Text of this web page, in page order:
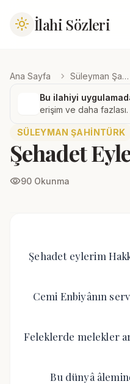
light_mode İlahi Sözleri
Ana Sayfa chevron_right Süleyman Şahintürk
Bu ilahiyi
erişim ve daha fazlası.
SÜLEYMAN ŞAHINTÜRK
Şehadet
visibility90 Okunma
Şehadet eylerim
Cemi Enbiyânın
Feleklerde melekler
Bu dünyâ